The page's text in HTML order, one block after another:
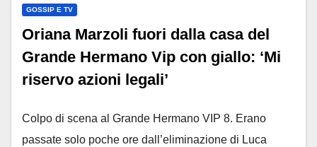
GOSSIP E TV
Oriana Marzoli fuori dalla casa del
Grande Hermano Vip con giallo: ‘Mi
riservo azioni legali’
Colpo di scena al Grande Hermano VIP 8. Erano
passate solo poche ore dall’eliminazione di Luca